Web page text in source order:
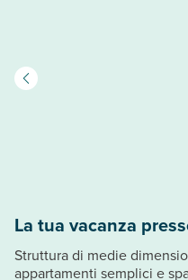
La tua vacanza
Struttura di medie
appartamenti semplici e